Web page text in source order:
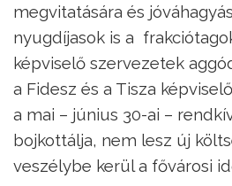
megvitatására és
nyugdíjasok is a
képviselő szervezetek
a Fidesz és a Tisza
a mai – június 30-ai –
bojkottálja, nem lesz új
veszélybe kerül a fővárosi